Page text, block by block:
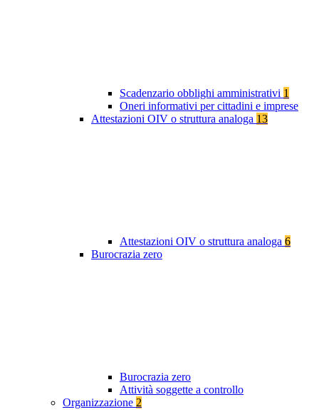
Scadenzario obblighi amministrativi 1
Oneri informativi per cittadini e imprese
Attestazioni OIV o struttura analoga 13
Attestazioni OIV o struttura analoga 6
Burocrazia zero
Burocrazia zero
Attività soggette a controllo
Organizzazione 2